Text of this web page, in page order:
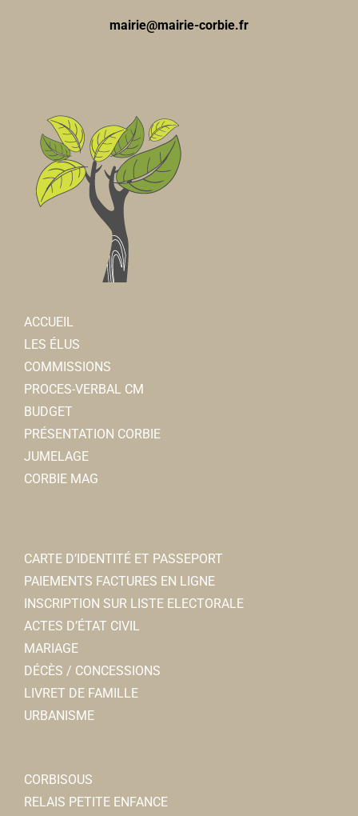
mairie@mairie-corbie.fr
ACCUEIL
LES ÉLUS
COMMISSIONS
PROCES-VERBAL CM
BUDGET
PRÉSENTATION CORBIE
JUMELAGE
CORBIE MAG
CARTE D’IDENTITÉ ET PASSEPORT
PAIEMENTS FACTURES EN LIGNE
INSCRIPTION SUR LISTE ELECTORALE
ACTES D’ÉTAT CIVIL
MARIAGE
DÉCÈS / CONCESSIONS
LIVRET DE FAMILLE
URBANISME
CORBISOUS
RELAIS PETITE ENFANCE